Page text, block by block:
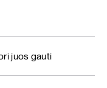
juos gauti